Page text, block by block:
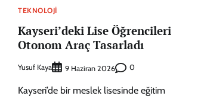
TEKNOLOJI
Kayseri’deki Lise Öğrencileri
Otonom Araç Tasarladı
Yusuf Kaya 9 Haziran 2026 0
Kayseri’de bir meslek lisesinde eğitim